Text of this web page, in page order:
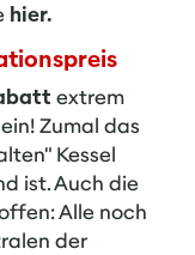
hier.
extrem
Zumal das
Kessel
ist. Auch die
Alle noch
der